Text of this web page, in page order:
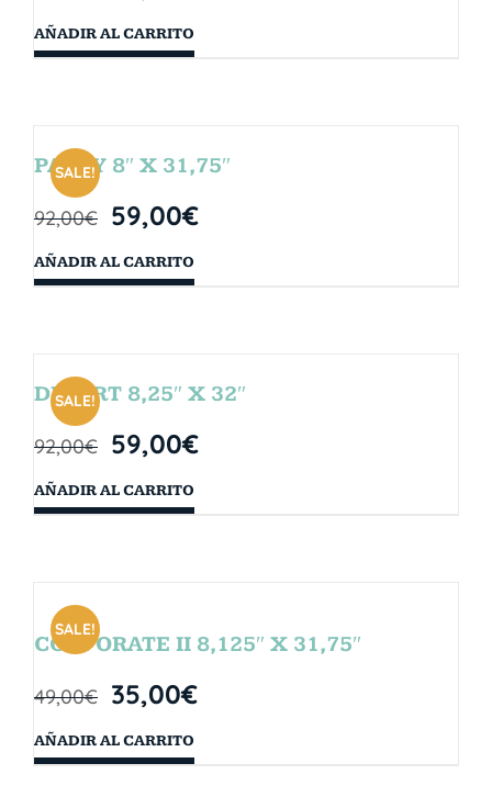
AÑADIR AL CARRITO
SALE!
PARTY 8″ X 31,75″
92,00€ 59,00€
AÑADIR AL CARRITO
SALE!
DESERT 8,25″ X 32″
92,00€ 59,00€
AÑADIR AL CARRITO
SALE!
CORPORATE II 8,125″ X 31,75″
49,00€ 35,00€
AÑADIR AL CARRITO